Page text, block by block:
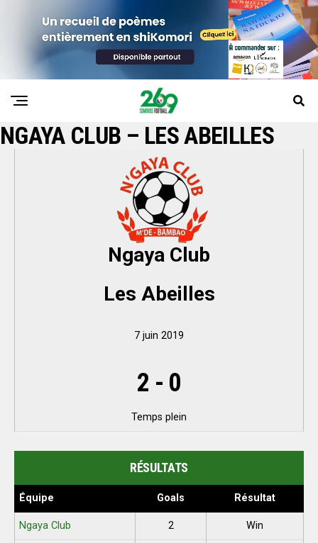
NGAYA CLUB – LES ABEILLES
Ngaya Club
Les Abeilles
7 juin 2019
2 - 0
Temps plein
RÉSULTATS
Équipe Goals Résultat
Ngaya Club 2 Win